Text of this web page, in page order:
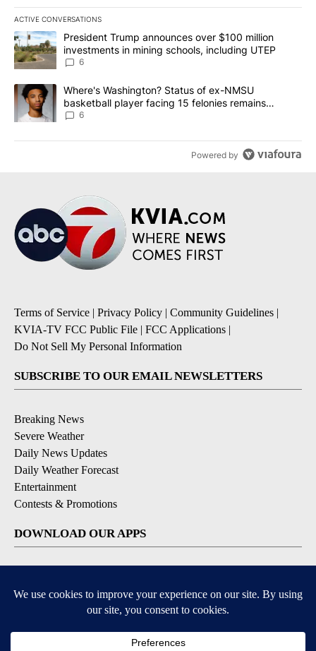
ACTIVE CONVERSATIONS
The following is a list of the most commented articles in the last
A trending article titled "President Trump announces over $100
President Trump announces over $100 million
investments in mining schools, including UTEP
6
A trending article titled "Where's Washington? Status of ex-
Where's Washington? Status of ex-NMSU
basketball player facing 15 felonies remains
unknown
6
Powered by
Terms of Service | Privacy Policy | Community Guidelines |
KVIA-TV FCC Public File | FCC Applications |
Do Not Sell My Personal Information
SUBSCRIBE TO OUR EMAIL NEWSLETTERS
Breaking News
Severe Weather
Daily News Updates
Daily Weather Forecast
Entertainment
Contests & Promotions
DOWNLOAD OUR APPS